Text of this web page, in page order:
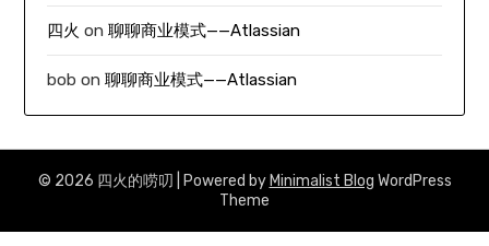
四火 on聊聊商业模式——Atlassian
bob on聊聊商业模式——Atlassian
© 2026 四火的唠叨 | Powered by Minimalist Blog WordPress
Theme